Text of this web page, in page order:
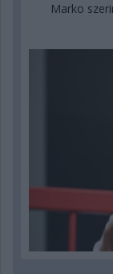
Marko